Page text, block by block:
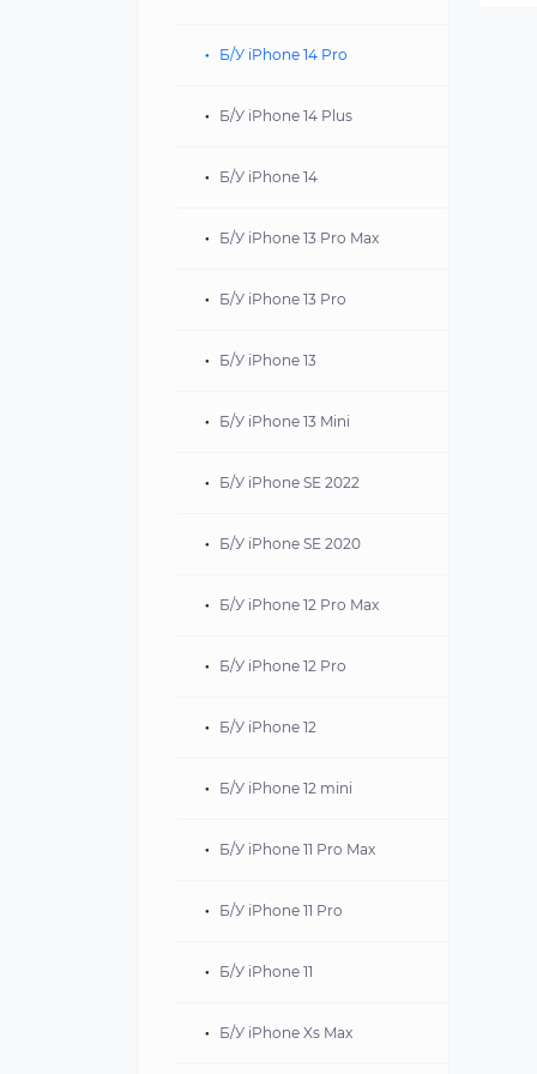
iPhone 14
iPhone 13
iPhone SE 2022
iPad Mini 6 2021
Б/У iPhone 14 Pro
Б/У iPhone 14 Plus
Б/У iPhone 14
Б/У iPhone 13 Pro Max
Б/У iPhone 13 Pro
Б/У iPhone 13
Б/У iPhone 13 Mini
Б/У iPhone SE 2022
Б/У iPhone SE 2020
Б/У iPhone 12 Pro Max
Б/У iPhone 12 Pro
Б/У iPhone 12
Б/У iPhone 12 mini
Б/У iPhone 11 Pro Max
Б/У iPhone 11 Pro
Б/У iPhone 11
Б/У iPhone Xs Max